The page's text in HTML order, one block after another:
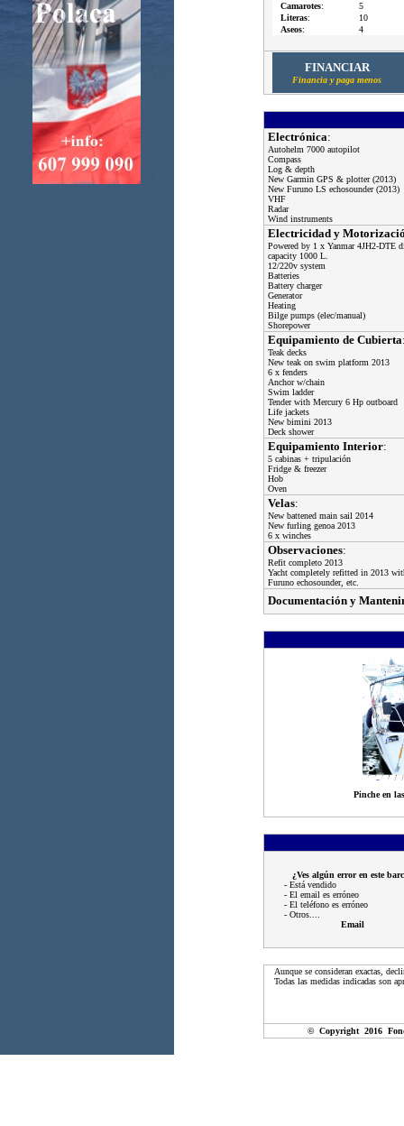
Camarotes:
5
Literas:
10
Aseos: 4
FINANCIAR
Financia y paga menos
Electrónica:
Autohelm 7000 autopilot
Compass
Log & depth
New Garmin GPS & plotter (2013)
New Furuno LS echosounder (2013)
VHF
Radar
Wind instruments
Electricidad y
Powered by 1 x Yanmar 4JH2-DTE
capacity 1000 L.
12/220v system
Batteries
Battery charger
Generator
Heating
Bilge pumps (elec/manual)
Shorepower
Equipamiento de Cubierta
Teak decks
New teak on swim platform 2013
6 x fenders
Anchor w/chain
Swim ladder
Tender with Mercury 6 Hp outboard
Life jackets
New bimini 2013
Deck shower
Equipamiento Interior:
5 cabinas + tripulación
Fridge & freezer
Hob
Oven
Velas:
New battened main sail 2014
New furling genoa 2013
6 x winches
Observaciones:
Refit completo 2013
Yacht completely refitted in 2013
Furuno echosounder, etc.
Documentación y
Pinche en
¿Ves algún error en este
- Está vendido
- El email es erróneo
- El teléfono es erróneo
- Otros....
Email
Aunque se consideran exactas,
Todas las medidas indicadas son
© Copyright 2016